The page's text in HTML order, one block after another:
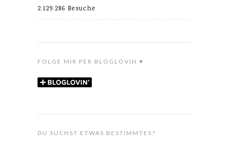
2.129.286 Besuche
FOLGE MIR PER BLOGLOVIN ♥
DU SUCHST ETWAS BESTIMMTES?